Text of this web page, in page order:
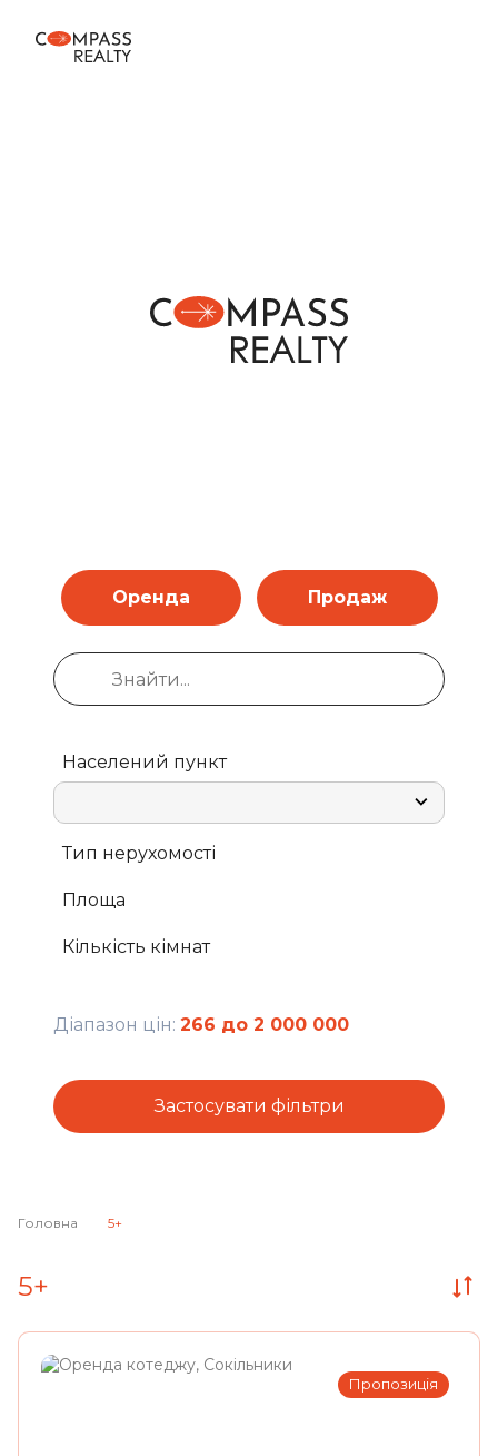
Оренда Продаж
Населений пункт
Тип нерухомості
Площа
Кількість кімнат
Діапазон цін: 266 до 2 000 000
Застосувати фільтри
Головна 5+
5+
Пропозиція